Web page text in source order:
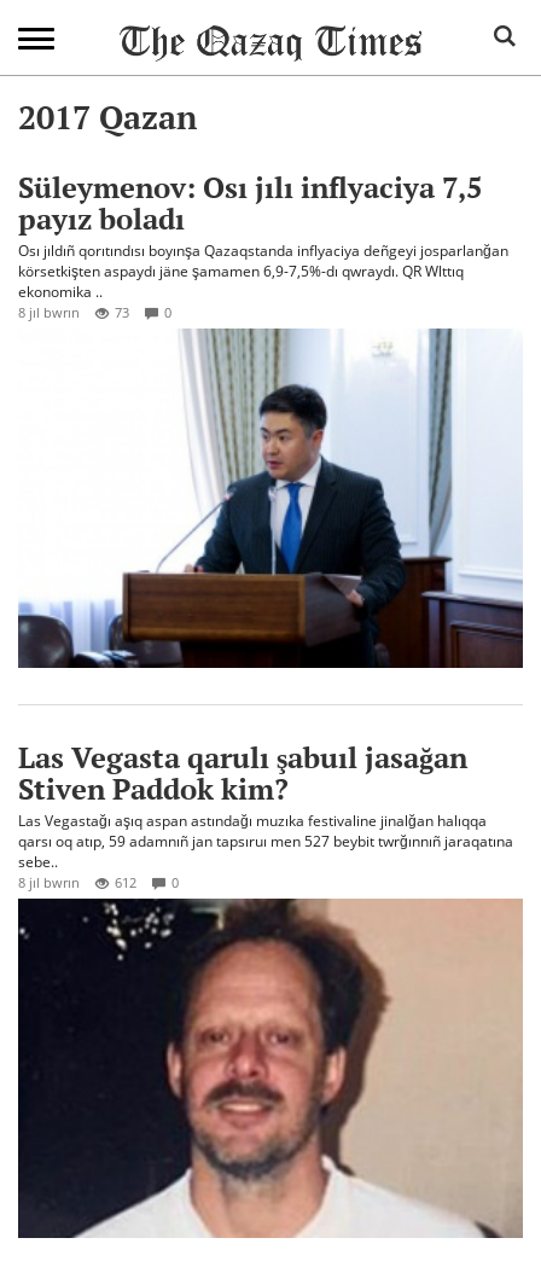
2017 Qazan
Süleymenov: Osı jılı inflyaciya 7,5
payız boladı
Osı jıldıñ qorıtındısı boyınşa Qazaqstanda inflyaciya deñgeyi josparlanğan
körsetkişten aspaydı jäne şamamen 6,9-7,5%-dı qwraydı. QR Wlttıq
ekonomika ..
8 jıl bwrın 73 0
Las Vegasta qarulı şabuıl jasağan
Stiven Paddok kim?
Las Vegastağı aşıq aspan astındağı muzıka festivaline jinalğan halıqqa
qarsı oq atıp, 59 adamnıñ jan tapsıruı men 527 beybit twrğınnıñ jaraqatına
sebe..
8 jıl bwrın 612 0